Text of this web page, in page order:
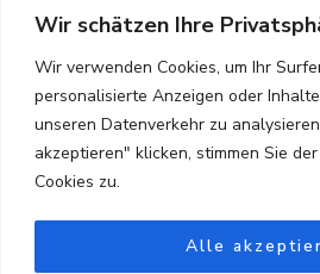
Wir schätzen Ihre
Wir verwenden Cookies, um Ihr
personalisierte Anzeigen oder
unseren Datenverkehr zu
akzeptieren" klicken, stimmen Sie
Cookies zu.
Alle
Datenschutz
Datenschutzerklärung
Privacy Policy